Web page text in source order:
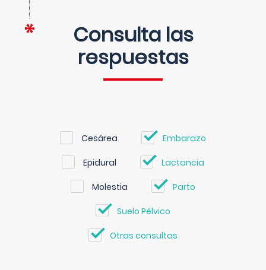
Consulta las
respuestas
Cesárea Embarazo
Epidural Lactancia
Molestia Parto
Suelo Pélvico
Otras consultas